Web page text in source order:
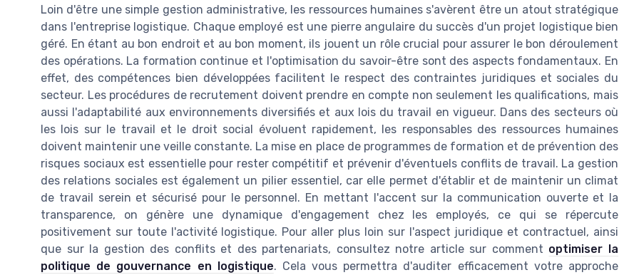
Loin d'être une simple gestion administrative, les ressources humaines s'avèrent être un atout stratégique
dans l'entreprise logistique. Chaque employé est une pierre angulaire du succès d'un projet logistique bien
géré. En étant au bon endroit et au bon moment, ils jouent un rôle crucial pour assurer le bon déroulement
des opérations. La formation continue et l'optimisation du savoir-être sont des aspects fondamentaux. En
effet, des compétences bien développées facilitent le respect des contraintes juridiques et sociales du
secteur. Les procédures de recrutement doivent prendre en compte non seulement les qualifications, mais
aussi l'adaptabilité aux environnements diversifiés et aux lois du travail en vigueur. Dans des secteurs où
les lois sur le travail et le droit social évoluent rapidement, les responsables des ressources humaines
doivent maintenir une veille constante. La mise en place de programmes de formation et de prévention des
risques sociaux est essentielle pour rester compétitif et prévenir d'éventuels conflits de travail. La gestion
des relations sociales est également un pilier essentiel, car elle permet d'établir et de maintenir un climat
de travail serein et sécurisé pour le personnel. En mettant l'accent sur la communication ouverte et la
transparence, on génère une dynamique d'engagement chez les employés, ce qui se répercute
positivement sur toute l'activité logistique. Pour aller plus loin sur l'aspect juridique et contractuel, ainsi
que sur la gestion des conflits et des partenariats, consultez notre article sur comment optimiser la
politique de gouvernance en logistique. Cela vous permettra d'auditer efficacement votre approche